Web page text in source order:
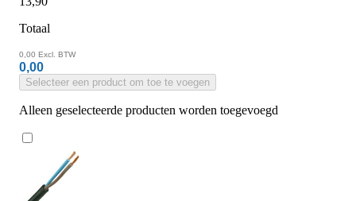
Totaal
0,00 Excl. BTW
0,00
Selecteer een product om toe te voegen
Alleen geselecteerde producten worden toegevoegd